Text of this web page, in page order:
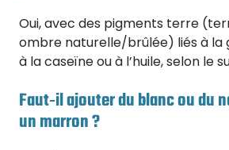
Oui, avec des pigments terre
ombre naturelle/brûlée) liés à la
à la caseïne ou à l’huile, selon le
Faut‑il ajouter du blanc ou du
un marron ?